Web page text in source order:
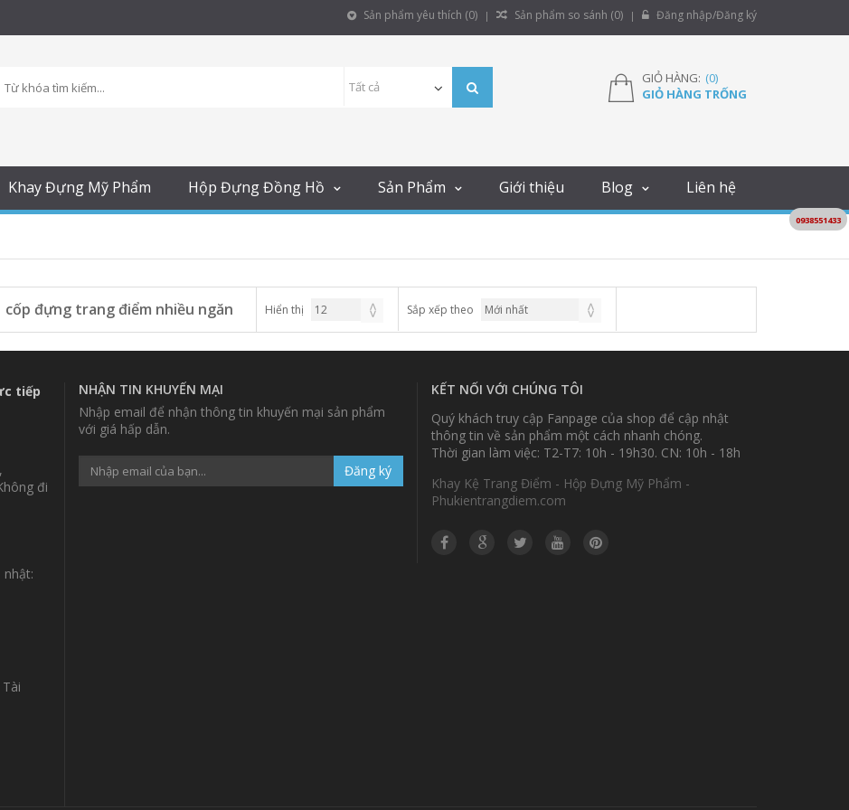
Sản phẩm yêu thích (0) Sản phẩm so sánh (0) Đăng nhập/Đăng ký
GIỎ HÀNG: (0)
GIỎ HÀNG TRỐNG
Khay Đựng Mỹ Phẩm Hộp Đựng Đồng Hồ Sản Phẩm Giới thiệu Blog Liên hệ
cốp đựng trang điểm nhiều ngăn Hiển thị Sắp xếp theo
tiếp
đi
nhật:
NHẬN TIN KHUYẾN MẠI
Nhập email để nhận thông tin khuyến mại sản phẩm
với giá hấp dẫn.
Đăng ký
KẾT NỐI VỚI CHÚNG TÔI
Quý khách truy cập Fanpage của shop để cập nhật
thông tin về sản phẩm một cách nhanh chóng.
Thời gian làm việc: T2-T7: 10h - 19h30. CN: 10h - 18h
Khay Kệ Trang Điểm - Hộp Đựng Mỹ Phẩm -
Phukientrangdiem.com
0938551433